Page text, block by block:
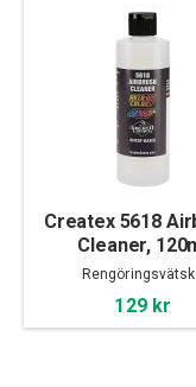
Createx 5618
Cleaner,
129 kr